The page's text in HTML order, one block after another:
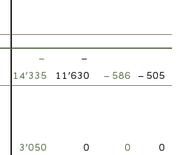
–
14’335
–
11’630
– 586
– 505
3’050 0 0
0